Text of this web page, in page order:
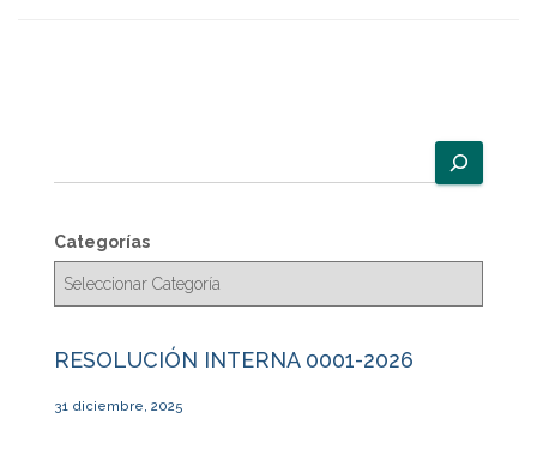
u
c
a
Categorías
RESOLUCIÓN INTERNA 0001-2026
31 diciembre, 2025